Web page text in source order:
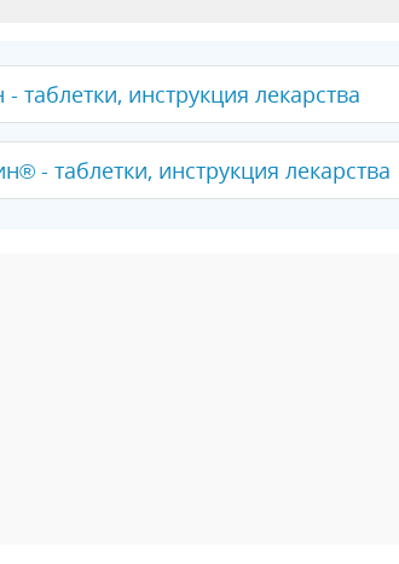
- таблетки, инструкция лекарства
- таблетки, инструкция лекарства